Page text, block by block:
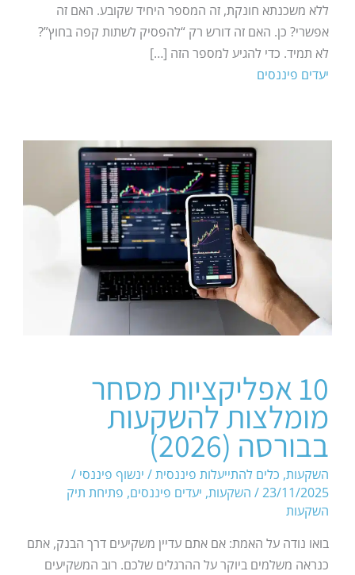
ללא משכנתא חונקת, זה המספר היחיד שקובע. האם זה
אפשרי? כן. האם זה דורש רק “להפסיק לשתות קפה בחוץ”?
לא תמיד. כדי להגיע למספר הזה […]
יעדים פיננסים
10 אפליקציות מסחר
מומלצות להשקעות
בבורסה (2026)
השקעות, כלים להתייעלות פיננסית/ ינשוף פיננסי /
23/11/2025
/ השקעות, יעדים פיננסים, פתיחת תיק
השקעות
בואו נודה על האמת: אם אתם עדיין משקיעים דרך הבנק, אתם
כנראה משלמים ביוקר על ההרגלים שלכם. רוב המשקיעים